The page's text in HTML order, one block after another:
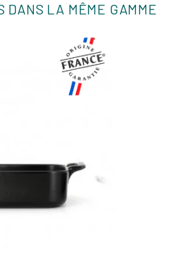
DANS LA MÊME GAMME